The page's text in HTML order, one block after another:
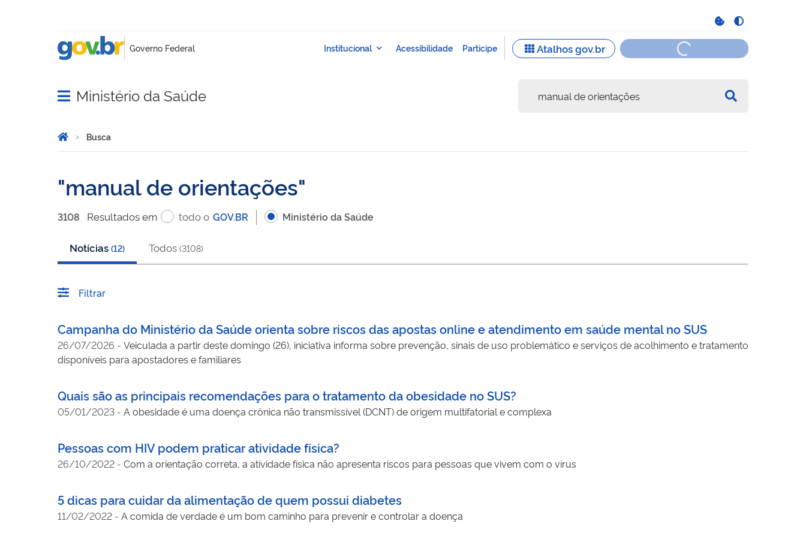
Abrir menu principal de navegação
Ministério da Saúde
Você está aqui:
Página Inicial
Busca
manual de orientações
3108 Resultadosem todo o GOV.BR Ministério da Saúde
Notícias (12) Todos (3108)
Filtrar
Campanha do Ministério da Saúde orienta sobre riscos das apostas online e atendimento em saúde mental no SUS
26/07/2026 - Veiculada a partir deste domingo (26), iniciativa informa sobre prevenção, sinais de uso problemático e serviços de acolhimento e tratamento
disponíveis para apostadores e familiares
Quais são as principais recomendações para o tratamento da obesidade no SUS?
05/01/2023 - A obesidade é uma doença crônica não transmissível (DCNT) de origem multifatorial e complexa
Pessoas com HIV podem praticar atividade física?
26/10/2022 - Com a orientação correta, a atividade física não apresenta riscos para pessoas que vivem com o vírus
5 dicas para cuidar da alimentação de quem possui diabetes
11/02/2022 - A comida de verdade é um bom caminho para prevenir e controlar a doença